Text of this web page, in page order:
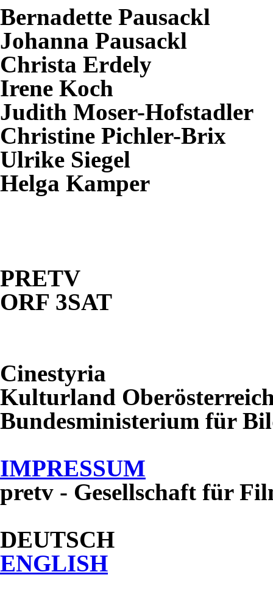
Bernadette Pausackl
Johanna Pausackl
Christa Erdely
Irene Koch
Judith Moser-Hofstadler
Christine Pichler-Brix
Ulrike Siegel
Helga Kamper
PRETV
ORF 3SAT
Cinestyria
Kulturland
Bundesministerium für
IMPRESSUM
pretv - Gesellschaft für
DEUTSCH
ENGLISH